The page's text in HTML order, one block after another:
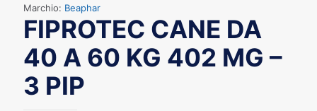
Marchio: Beaphar
FIPROTEC CANE DA
40 A 60 KG 402 MG –
3 PIP